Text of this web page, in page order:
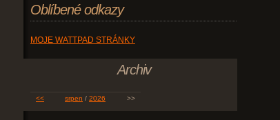
Oblíbené odkazy
MOJE WATTPAD STRÁNKY
Archiv
<< srpen / 2026 >>